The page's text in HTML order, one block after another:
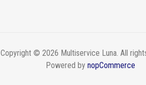
Copyright © 2026 Multiservice Luna. All
Powered by nopCommerce